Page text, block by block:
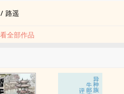
/ 路遥
全部作品